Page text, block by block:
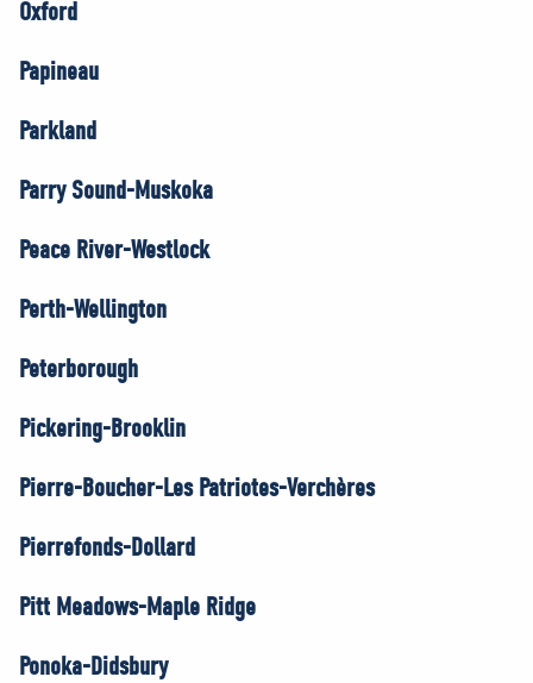
Oxford
Papineau
Parkland
Parry Sound-Muskoka
Peace River-Westlock
Perth-Wellington
Peterborough
Pickering-Brooklin
Pierre-Boucher-Les Patriotes-Verchères
Pierrefonds-Dollard
Pitt Meadows-Maple Ridge
Ponoka-Didsbury